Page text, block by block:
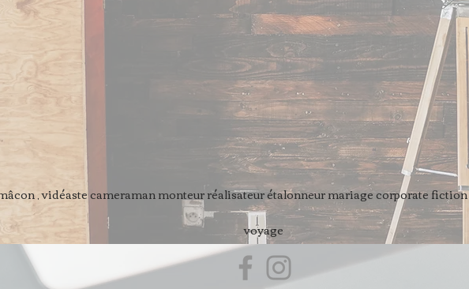
, vidéaste cameraman monteur réalisateur étalonneur mariage corporate
voyage